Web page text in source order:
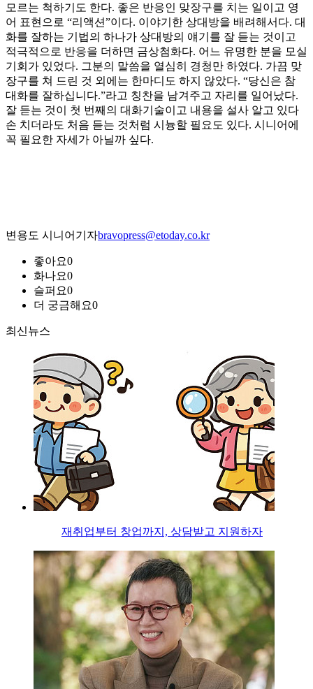
모르는 척하기도 한다. 좋은 반응인 맞장구를 치는 일이고 영
어 표현으로 “리액션”이다. 이야기한 상대방을 배려해서다. 대
화를 잘하는 기법의 하나가 상대방의 얘기를 잘 듣는 것이고
적극적으로 반응을 더하면 금상첨화다. 어느 유명한 분을 모실
기회가 있었다. 그분의 말씀을 열심히 경청만 하였다. 가끔 맞
장구를 쳐 드린 것 외에는 한마디도 하지 않았다. “당신은 참
대화를 잘하십니다.”라고 칭찬을 남겨주고 자리를 일어났다.
잘 듣는 것이 첫 번째의 대화기술이고 내용을 설사 알고 있다
손 치더라도 처음 듣는 것처럼 시늉할 필요도 있다. 시니어에
꼭 필요한 자세가 아닐까 싶다.
변용도 시니어기자bravopress@etoday.co.kr
좋아요0
화나요0
슬퍼요0
더 궁금해요0
최신뉴스
재취업부터 창업까지, 상담받고 지원하자